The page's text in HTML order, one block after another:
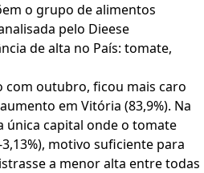
o grupo de alimentos
pelo Dieese
de alta no País: tomate,
com outubro, ficou mais caro
em Vitória (83,9%). Na
única capital onde o tomate
motivo suficiente para
a menor alta entre todas